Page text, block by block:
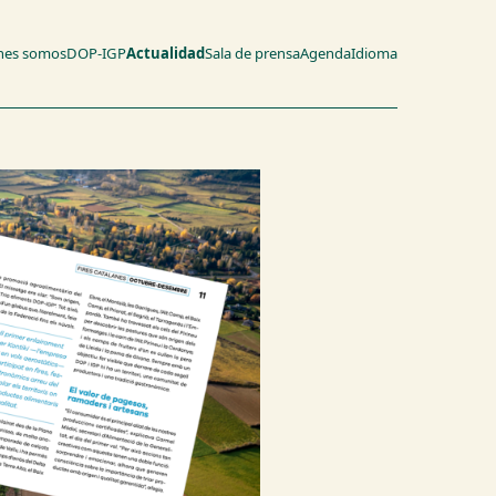
somosDOP-IGPActualidadSala de prensaAgendaIdioma